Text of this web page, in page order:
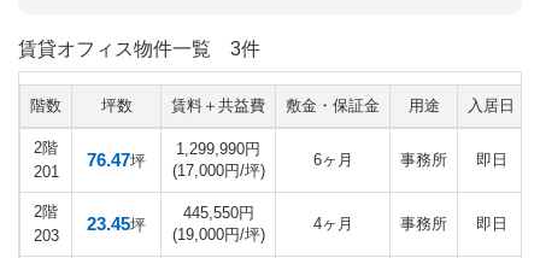
賃貸オフィス物件一覧 3件
階数 坪数 賃料＋共益費 敷金・保証金 用途 入居日
2階
201
76.47坪
1,299,990円
(17,000円/坪)
6ヶ月 事務所 即日
2階
203
23.45坪
445,550円
(19,000円/坪)
4ヶ月 事務所 即日